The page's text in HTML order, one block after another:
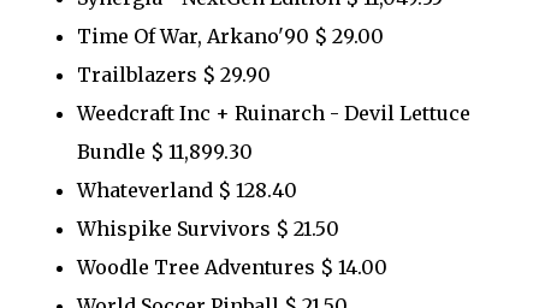
Time Of War, Arkano'90 $ 29.00
Trailblazers $ 29.90
Weedcraft Inc + Ruinarch - Devil Lettuce
Bundle $ 11,899.30
Whateverland $ 128.40
Whispike Survivors $ 21.50
Woodle Tree Adventures $ 14.00